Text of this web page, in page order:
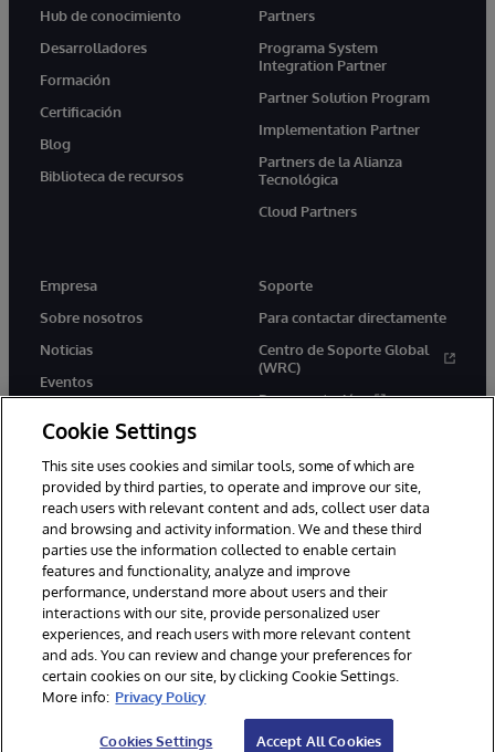
Hub de conocimiento
Desarrolladores
Formación
Certificación
Blog
Biblioteca de recursos
Partners
Programa System
Integration Partner
Partner Solution Program
Implementation Partner
Partners de la Alianza
Tecnológica
Cloud Partners
Empresa
Sobre nosotros
Noticias
Eventos
Soporte
Para contactar directamente
Centro de Soporte Global
(WRC)
Documentación
1996-2026 InterSystems Corporation, Boston, MA. Todos los
derechos reservados.
Avisos/Términos y condiciones
Declaración de privacidad
Garantía de devolución
Accesibilidad
Cookie Settings
This site uses cookies and similar tools, some of which are
provided by third parties, to operate and improve our site,
reach users with relevant content and ads, collect user data
and browsing and activity information. We and these third
parties use the information collected to enable certain
features and functionality, analyze and improve
performance, understand more about users and their
interactions with our site, provide personalized user
experiences, and reach users with more relevant content
and ads. You can review and change your preferences for
certain cookies on our site, by clicking Cookie Settings.
More info: Privacy Policy
Cookies Settings Accept All Cookies